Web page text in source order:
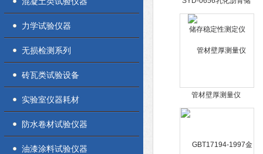
力学试验仪器
无损检测系列
砖瓦类试验设备
实验室仪器耗材
防水卷材试验仪器
油漆涂料试验仪器
存稳定性测定仪
管材壁厚测量仪